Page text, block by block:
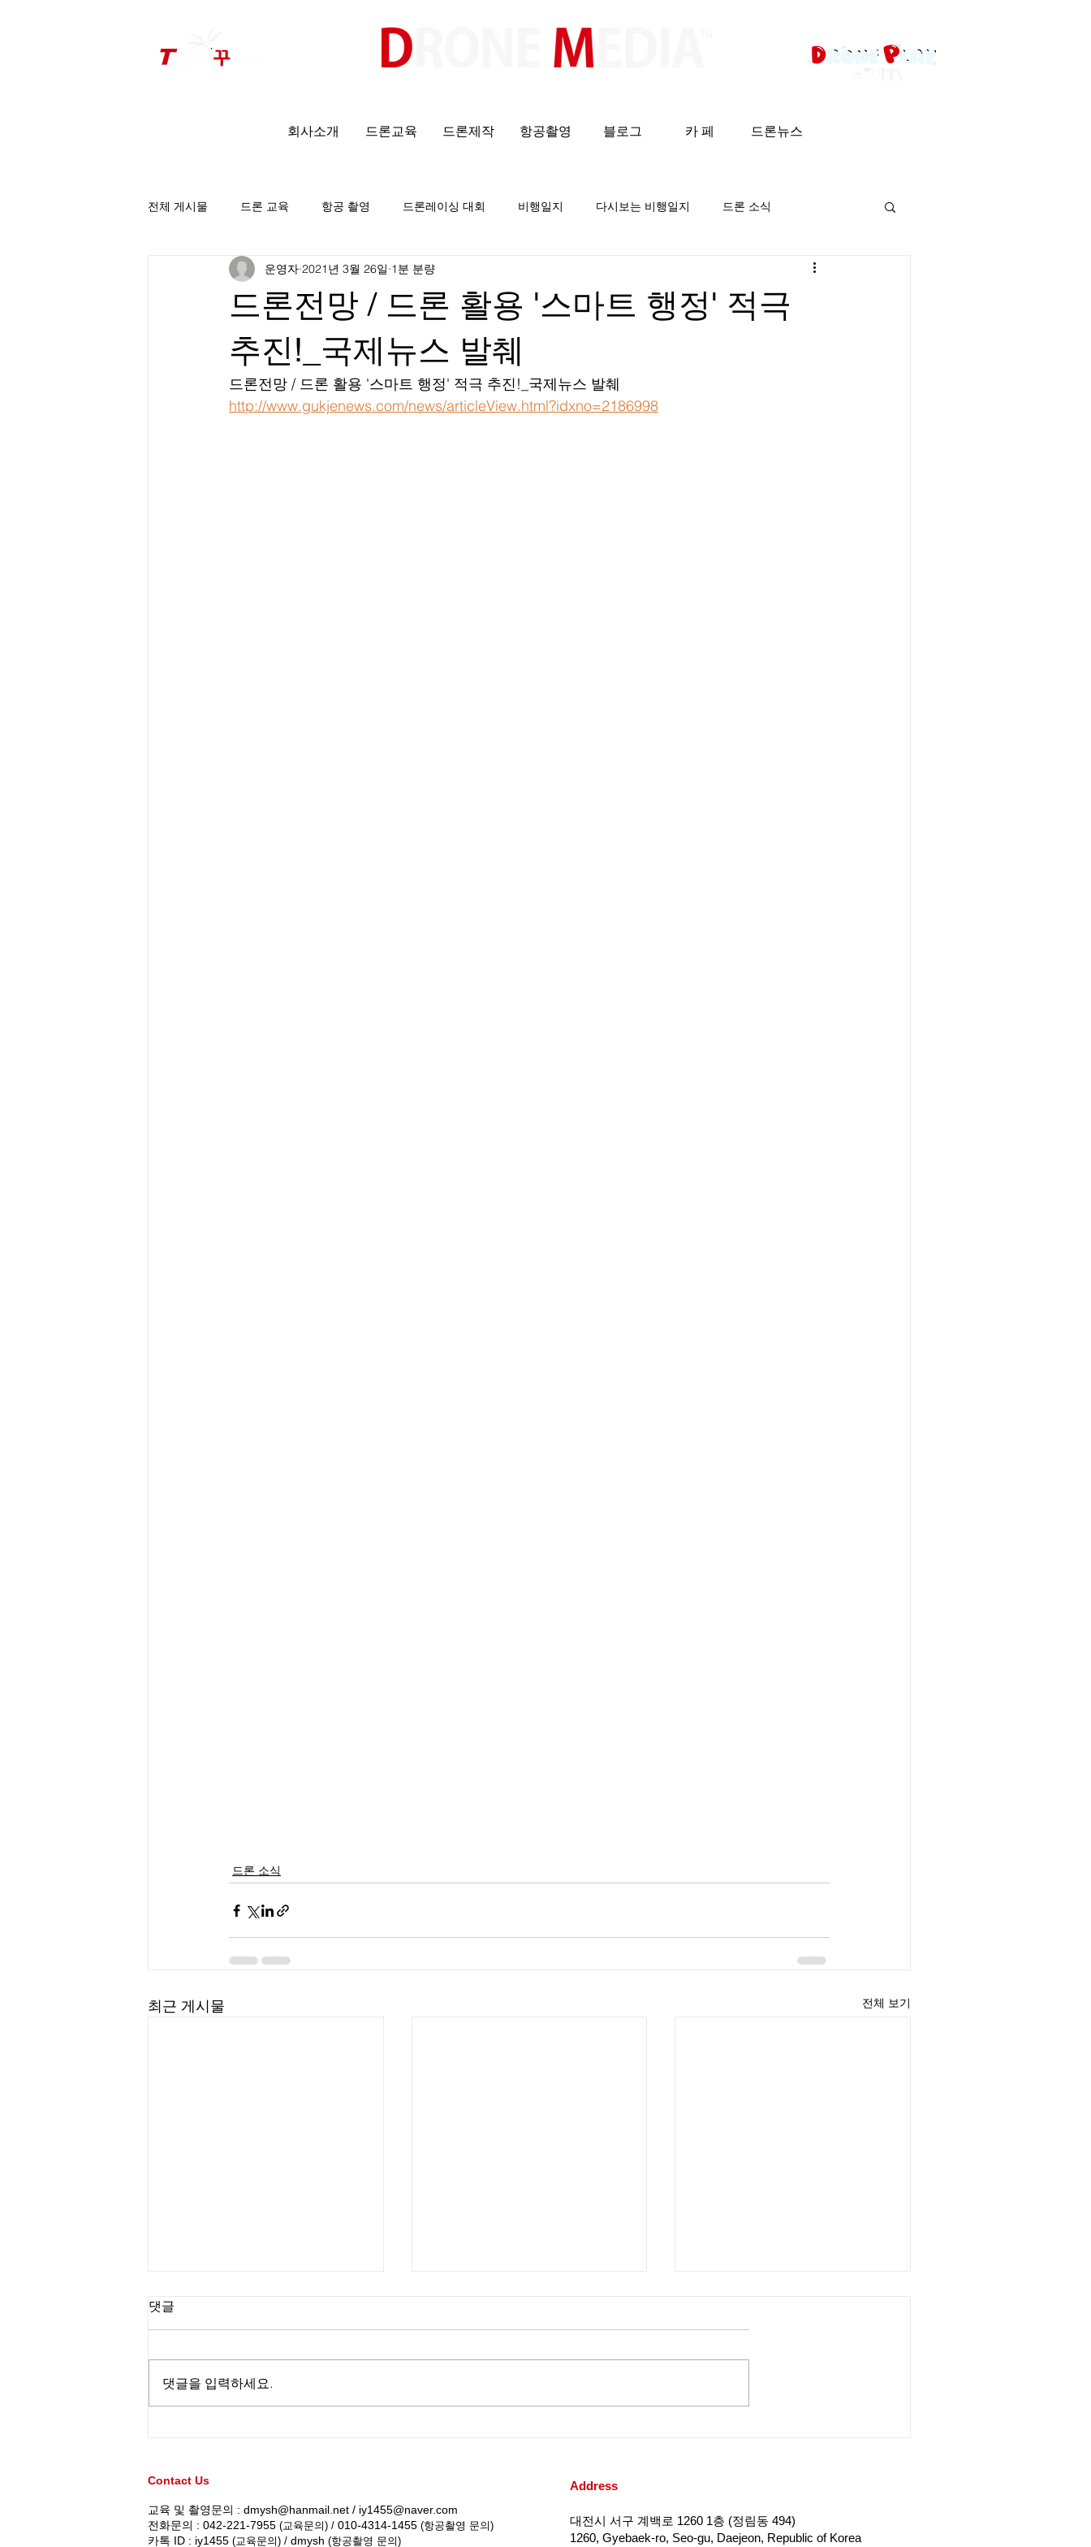
회사소개 드론교육 드론제작 항공촬영 블로그 카 페 드론뉴스
전체 게시물 드론 교육 항공 촬영 드론레이싱 대회 비행일지 다시보는 비행일지 드론 소식
팀꾸러기 소식
드론전망 / 드론 활용 '스마트 행정' 적극
추진!_국제뉴스 발췌
운영자 2021년 3월 26일 1분 분량
드론전망 / 드론 활용 '스마트 행정' 적극 추진!_국제뉴스 발췌
http://www.gukjenews.com/news/articleView.html?idxno=2186998
드론 소식
최근 게시물 전체 보기
댓글
댓글을 입력하세요.
Contact Us
교육 및 촬영문의 : dmysh@hanmail.net / iy1455@naver.com
전화문의 : 042-221-7955 (교육문의) / 010-4314-1455 (항공촬영 문의)
카톡 ID : iy1455 (교육문의) / dmysh (항공촬영 문의)
Address
대전시 서구 계백로 1260 1층 (정림동 494)
1260, Gyebaek-ro, Seo-gu, Daejeon, Republic of Korea